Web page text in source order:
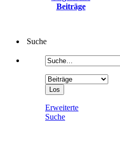
Beiträge
Suche
Erweiterte
Suche